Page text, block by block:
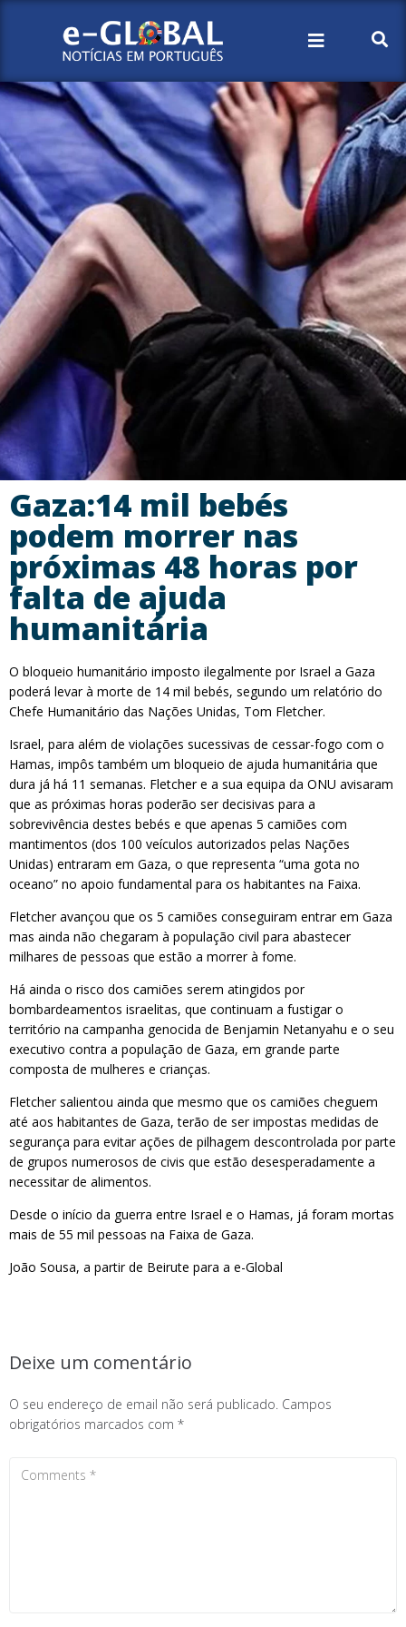
Gaza:14 mil bebés
podem morrer nas
próximas 48 horas por
falta de ajuda
humanitária
O bloqueio humanitário imposto ilegalmente por Israel a Gaza
poderá levar à morte de 14 mil bebés, segundo um relatório do
Chefe Humanitário das Nações Unidas, Tom Fletcher.
Israel, para além de violações sucessivas de cessar-fogo com o
Hamas, impôs também um bloqueio de ajuda humanitária que
dura já há 11 semanas. Fletcher e a sua equipa da ONU avisaram
que as próximas horas poderão ser decisivas para a
sobrevivência destes bebés e que apenas 5 camiões com
mantimentos (dos 100 veículos autorizados pelas Nações
Unidas) entraram em Gaza, o que representa “uma gota no
oceano” no apoio fundamental para os habitantes na Faixa.
Fletcher avançou que os 5 camiões conseguiram entrar em Gaza
mas ainda não chegaram à população civil para abastecer
milhares de pessoas que estão a morrer à fome.
Há ainda o risco dos camiões serem atingidos por
bombardeamentos israelitas, que continuam a fustigar o
território na campanha genocida de Benjamin Netanyahu e o seu
executivo contra a população de Gaza, em grande parte
composta de mulheres e crianças.
Fletcher salientou ainda que mesmo que os camiões cheguem
até aos habitantes de Gaza, terão de ser impostas medidas de
segurança para evitar ações de pilhagem descontrolada por parte
de grupos numerosos de civis que estão desesperadamente a
necessitar de alimentos.
Desde o início da guerra entre Israel e o Hamas, já foram mortas
mais de 55 mil pessoas na Faixa de Gaza.
João Sousa, a partir de Beirute para a e-Global
Deixe um comentário
O seu endereço de email não será publicado. Campos
obrigatórios marcados com *